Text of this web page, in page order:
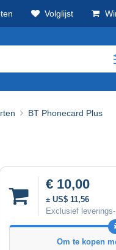
Volglijst
BT Phonecard Plus
€ 10,00
± US$ 11,56
Exclusief
Om te kopen